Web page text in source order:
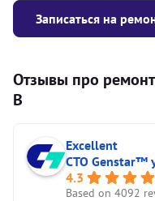
Записаться на
Отзывы про
B
Excellent
СТО Genstar™
4.3
Based on 4092